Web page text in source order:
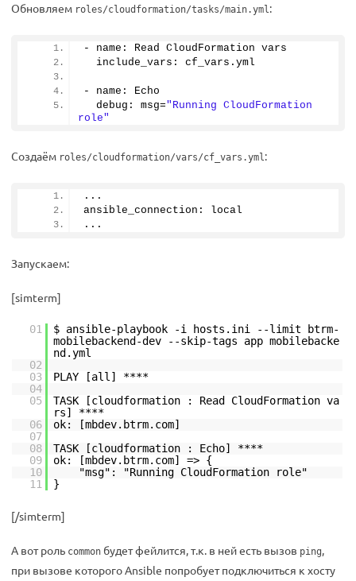
Обновляем roles/cloudformation/tasks/main.yml:
- name: Read CloudFormation vars
  include_vars: cf_vars.
yml
- name: Echo
  debug: msg=
"Running CloudFormation
role"
Создаём roles/cloudformation/vars/cf_vars.yml:
...
ansible_connection: local
...
Запускаем:
[simterm]
01
$ ansible-playbook -i hosts.ini --limit btrm-
mobilebackend-dev --skip-tags app mobilebacke
nd.yml
02
03
PLAY [all] ****
04
05
TASK [cloudformation : Read CloudFormation va
rs] ****
06
ok: [mbdev.btrm.com]
07
08
TASK [cloudformation : Echo] ****
09
ok: [mbdev.btrm.com] => {
10
"msg": "Running CloudFormation role"
11
}
[/simterm]
А вот роль common будет фейлится, т.к. в ней есть вызов ping,
при вызове которого Ansible попробует подключиться к хосту